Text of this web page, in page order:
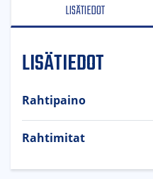
LISÄTIEDOT
LISÄTIEDOT
Rahtipaino
Rahtimitat